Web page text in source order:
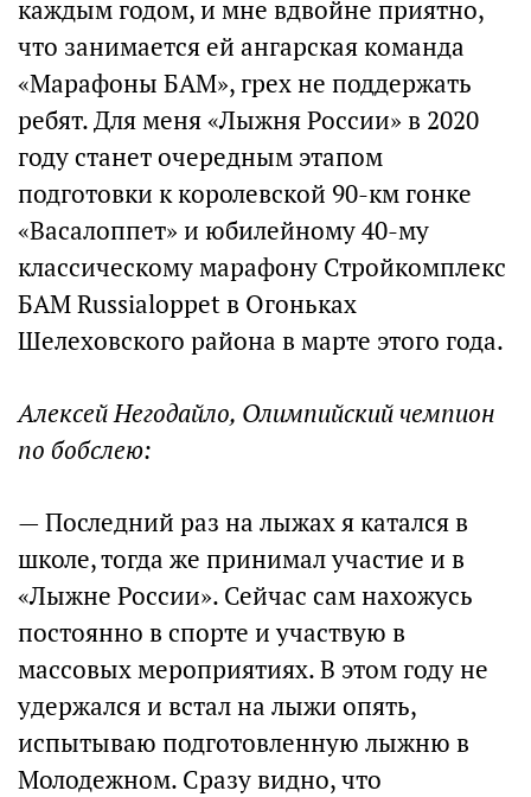
каждым годом, и мне вдвойне приятно,
что занимается ей ангарская команда
«Марафоны БАМ», грех не поддержать
ребят. Для меня «Лыжня России» в 2020
году станет очередным этапом
подготовки к королевской 90-км гонке
«Васалоппет» и юбилейному 40-му
классическому марафону Стройкомплекс
БАМ Russialoppet в Огоньках
Шелеховского района в марте этого года.
Алексей Негодайло, Олимпийский чемпион
по бобслею:
— Последний раз на лыжах я катался в
школе, тогда же принимал участие и в
«Лыжне России». Сейчас сам нахожусь
постоянно в спорте и участвую в
массовых мероприятиях. В этом году не
удержался и встал на лыжи опять,
испытываю подготовленную лыжню в
Молодежном. Сразу видно, что